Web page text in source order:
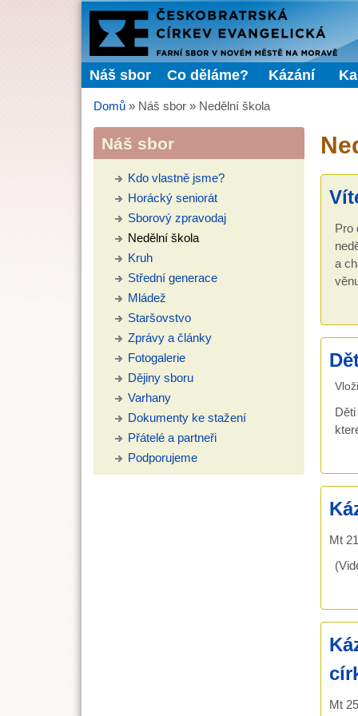
FARNÍ
SBOR
ČCE
Hlavní menu
Náš sbor Co děláme? Kázání
Jste zde
Domů » Náš sbor » Nedělní škola
Pro
a
Mt
Mt
Náš sbor
Kdo vlastně jsme?
Horácký seniorát
Sborový zpravodaj
Nedělní škola
Kruh
Střední generace
Mládež
Staršovstvo
Zprávy a články
Fotogalerie
Dějiny sboru
Varhany
Dokumenty ke stažení
Přátelé a partneři
Podporujeme